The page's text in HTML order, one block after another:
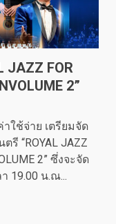
JAZZ FOR
2”
ใช้จ่าย เตรียมจัด
“ROYAL JAZZ
2” ซึ่งจะจัด
19.00 น.ณ...